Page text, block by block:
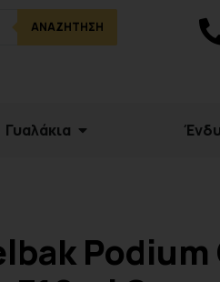
ΑΝΑΖΉΤΗΣΗ
Γυαλάκια